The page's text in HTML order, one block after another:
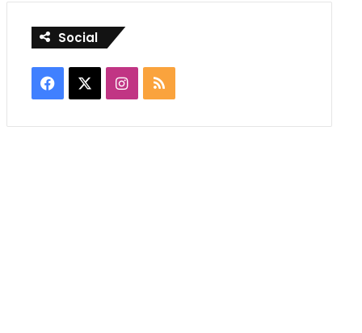
Social
Facebook Instagram
RSS